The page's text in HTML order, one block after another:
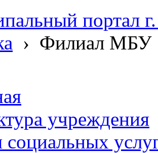
портал
› Филиал МБУ
учреждения